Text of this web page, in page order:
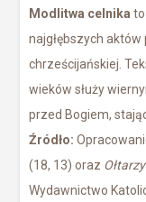
Modlitwa celnika
najgłębszych
chrześcijańskiej.
wieków służy
przed Bogiem,
Źródło:
(18, 13) oraz
Wydawnictwo